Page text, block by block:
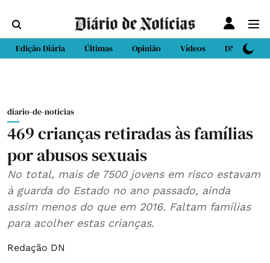
Edição Diária Últimas Opinião Vídeos DN Sport
diario-de-noticias
469 crianças retiradas às famílias
por abusos sexuais
No total, mais de 7500 jovens em risco estavam
à guarda do Estado no ano passado, ainda
assim menos do que em 2016. Faltam famílias
para acolher estas crianças.
Redação DN